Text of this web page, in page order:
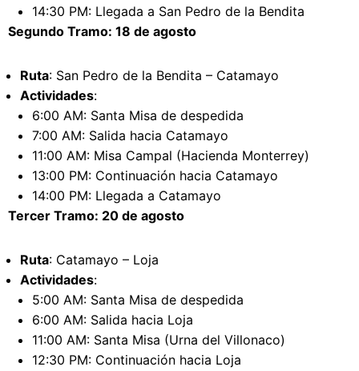
14:30 PM: Llegada a San Pedro de la Bendita
Segundo Tramo: 18 de agosto
Ruta: San Pedro de la Bendita – Catamayo
Actividades:
6:00 AM: Santa Misa de despedida
7:00 AM: Salida hacia Catamayo
11:00 AM: Misa Campal (Hacienda Monterrey)
13:00 PM: Continuación hacia Catamayo
14:00 PM: Llegada a Catamayo
Tercer Tramo: 20 de agosto
Ruta: Catamayo – Loja
Actividades:
5:00 AM: Santa Misa de despedida
6:00 AM: Salida hacia Loja
11:00 AM: Santa Misa (Urna del Villonaco)
12:30 PM: Continuación hacia Loja